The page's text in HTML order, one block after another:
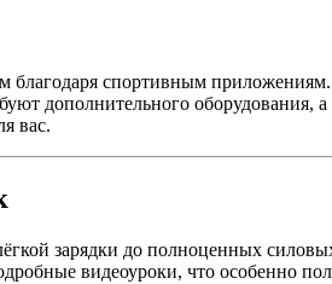
благодаря спортивным
дополнительного
вас.
зарядки до полноценных
видеоуроки, что особенно